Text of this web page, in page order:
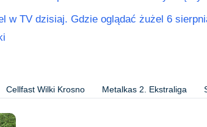
w TV dzisiaj. Gdzie oglądać żużel 6
Cellfast Wilki Krosno Metalkas 2. Ekstraliga